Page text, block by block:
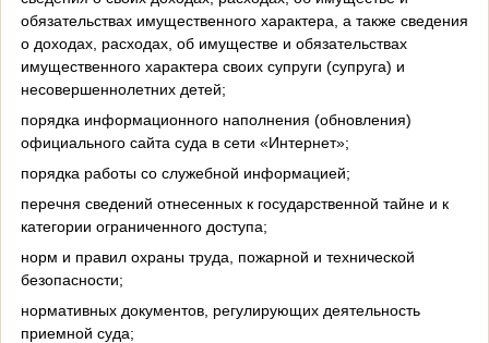
обязательствах имущественного характера, а также сведения
о доходах, расходах, об имуществе и обязательствах
имущественного характера своих супруги (супруга) и
несовершеннолетних детей;
порядка информационного наполнения (обновления)
официального сайта суда в сети «Интернет»;
порядка работы со служебной информацией;
перечня сведений отнесенных к государственной тайне и к
категории ограниченного доступа;
норм и правил охраны труда, пожарной и технической
безопасности;
нормативных документов, регулирующих деятельность
приемной суда;